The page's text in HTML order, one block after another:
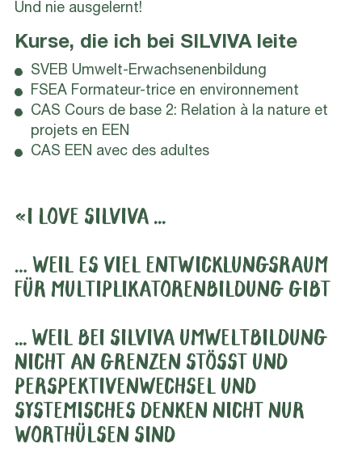
Und nie ausgelernt!
Kurse, die ich bei SILVIVA leite
SVEB Umwelt-Erwachsenenbildung
FSEA Formateur-trice en environnement
CAS Cours de base 2: Relation à la nature et
projets en EEN
CAS EEN avec des adultes
«I LOVE SILVIVA ...
… WEIL ES VIEL ENTWICKLUNGSRAUM
FÜR MULTIPLIKATORENBILDUNG GIBT
... WEIL BEI SILVIVA UMWELTBILDUNG
NICHT AN GRENZEN STÖSST UND
PERSPEKTIVENWECHSEL UND
SYSTEMISCHES DENKEN NICHT NUR
WORTHÜLSEN SIND